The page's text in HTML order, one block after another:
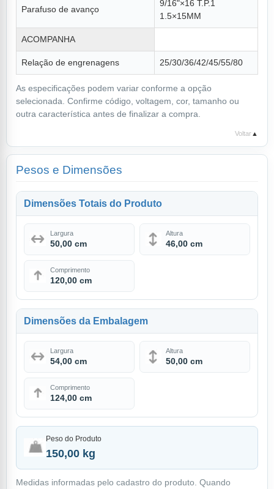
Parafuso de avanço
9/16"×16 T.P.1
1.5×15MM
ACOMPANHA
Relação de engrenagens 25/30/36/42/45/55/80
As especificações podem variar conforme a opção
selecionada. Confirme código, voltagem, cor, tamanho ou
outra característica antes de finalizar a compra.
Voltar ▲
Pesos e Dimensões
Dimensões Totais do Produto
Largura
50,00 cm
Altura
46,00 cm
Comprimento
120,00 cm
Dimensões da Embalagem
Largura
54,00 cm
Altura
50,00 cm
Comprimento
124,00 cm
Peso do Produto
150,00 kg
Medidas informadas pelo cadastro do produto. Quando